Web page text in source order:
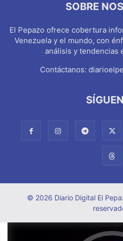
SOBRE
El Pepazo ofrece cobertura
Venezuela y el mundo, con
análisis y tendencias
Contáctanos:
© 2026 Diario Digital El